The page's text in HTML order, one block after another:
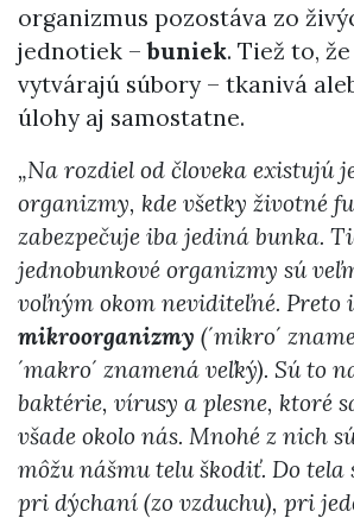
organizmus pozostáva zo
jednotiek –buniek. Tiež to,
vytvárajú súbory – tkanivá
úlohy aj samostatne.
„Na rozdiel od človeka existujú
organizmy, kde všetky životné
zabezpečuje iba jediná bunka.
jednobunkové organizmy sú
voľným okom neviditeľné. Preto
mikroorganizmy (´mikro´
´makro´ znamená veľký). Sú to
baktérie, vírusy a plesne, ktoré
všade okolo nás. Mnohé z nich
môžu nášmu telu škodiť. Do tela
pri dýchaní (zo vzduchu), pri